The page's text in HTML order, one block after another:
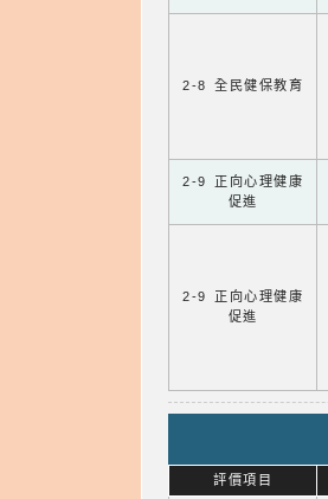
2-8 全民健保教育
2-9 正向心理健康
促進
2-9 正向心理健康
促進
評價項目